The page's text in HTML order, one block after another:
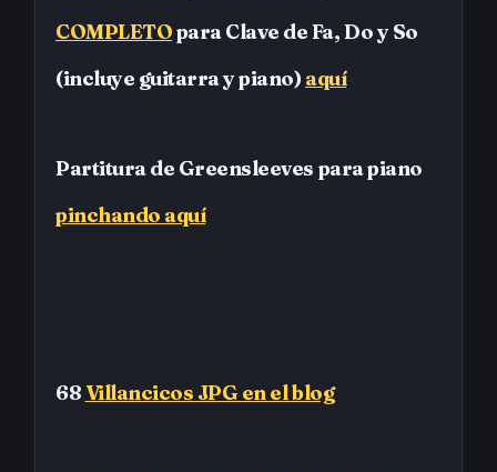
COMPLETOpara Clave de Fa, Do y So
(incluye guitarra y piano)aquí
Partitura de Greensleeves para piano
pinchando aquí
68Villancicos JPG en el blog